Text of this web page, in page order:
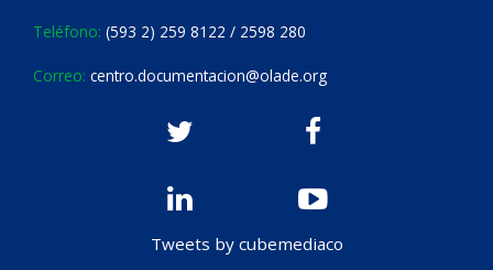
Teléfono: (593 2) 259 8122 / 2598 280
Correo: centro.documentacion@olade.org
Tweets by cubemediaco